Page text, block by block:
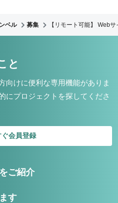
ベル 募集 【リモート可能】 Web
と
向けに便利な専用機能がありま
にプロジェクトを探してくださ
ぐ会員登録
ご紹介
す